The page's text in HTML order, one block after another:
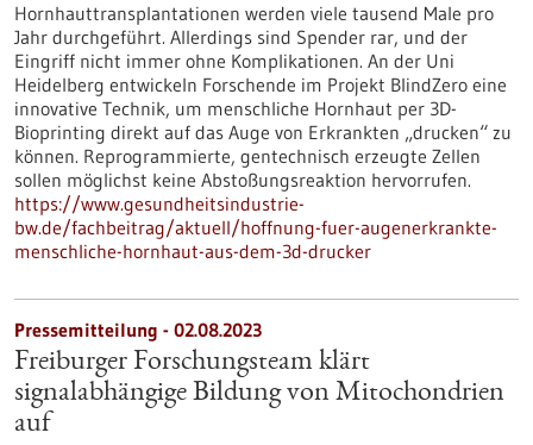
Hornhauttransplantationen werden viele tausend Male pro
Jahr durchgeführt. Allerdings sind Spender rar, und der
Eingriff nicht immer ohne Komplikationen. An der Uni
Heidelberg entwickeln Forschende im Projekt BlindZero eine
innovative Technik, um menschliche Hornhaut per 3D-
Bioprinting direkt auf das Auge von Erkrankten „drucken“ zu
können. Reprogrammierte, gentechnisch erzeugte Zellen
sollen möglichst keine Abstoßungsreaktion hervorrufen.
https://www.gesundheitsindustrie-
bw.de/fachbeitrag/aktuell/hoffnung-fuer-augenerkrankte-
menschliche-hornhaut-aus-dem-3d-drucker
Pressemitteilung - 02.08.2023
Freiburger Forschungsteam klärt
signalabhängige Bildung von Mitochondrien
auf